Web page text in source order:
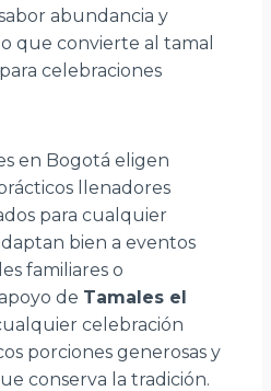
abundancia y
que convierte al tamal
celebraciones
en Bogotá eligen
llenadores
para cualquier
bien a eventos
familiares o
de Tamales el
celebración
porciones generosas y
conserva la tradición.